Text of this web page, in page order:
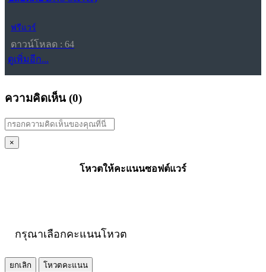
ฟรีแวร์
ดาวน์โหลด : 64
ดูเพิ่มอีก...
ความคิดเห็น (0)
×
โหวตให้คะแนนซอฟต์แวร์
กรุณาเลือกคะแนนโหวต
ยกเลิก
โหวตคะแนน